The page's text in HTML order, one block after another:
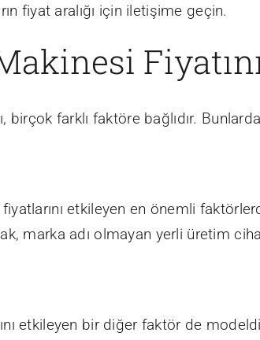
fiyat aralığı için iletişime geçin.
farklı faktöre bağlıdır.
etkileyen en önemli
marka adı olmayan yerli üretim
etkileyen bir diğer faktör de